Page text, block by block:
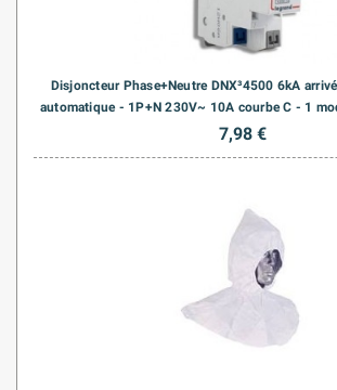
Disjoncteur Phase+Neutre DNX³4500 6kA
automatique - 1P+N 230V~ 10A courbe C - 1
7,98 €